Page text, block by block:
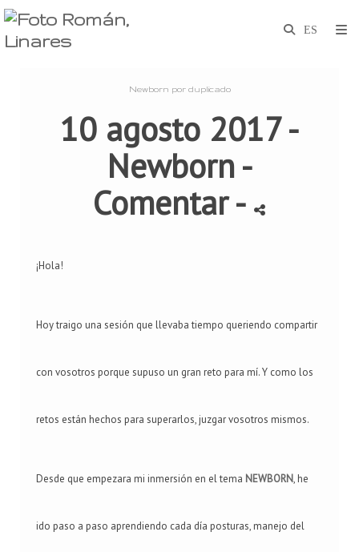
Newborn por duplicado
10 agosto 2017 -
Newborn-
Comentar-
¡Hola!
Hoy traigo una sesión que llevaba tiempo queriendo compartir
con vosotros porque supuso un gran reto para mí. Y como los
retos están hechos para superarlos, juzgar vosotros mismos.
Desde que empezara mi inmersión en el tema NEWBORN, he
ido paso a paso aprendiendo cada día posturas, manejo del